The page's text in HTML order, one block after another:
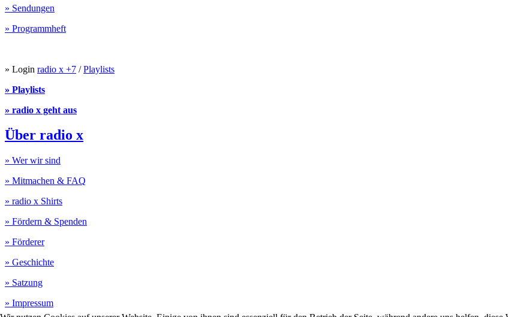
» Sendungen
» Programmheft
» Login radio x +7 /Playlists
» Playlists
» radio x geht aus
Über radio x
» Wer wir sind
» Mitmachen & FAQ
» radio x Shirts
» Fördern & Spenden
» Förderer
» Geschichte
» Satzung
» Impressum